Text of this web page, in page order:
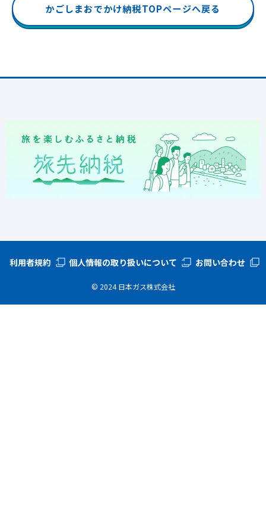
かごしまおでかけ納税TOPページへ戻る
利用者規約 個人情報の取り扱いについて お問い合わせ
©︎ 2024 日本ガス株式会社